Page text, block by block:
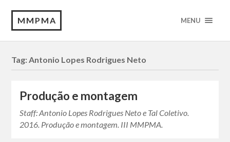
MMPMA MENU
Tag:Antonio Lopes Rodrigues Neto
Produção e montagem
Staff: Antonio Lopes Rodrigues Neto e Tal Coletivo.
2016. Produção e montagem. III MMPMA.